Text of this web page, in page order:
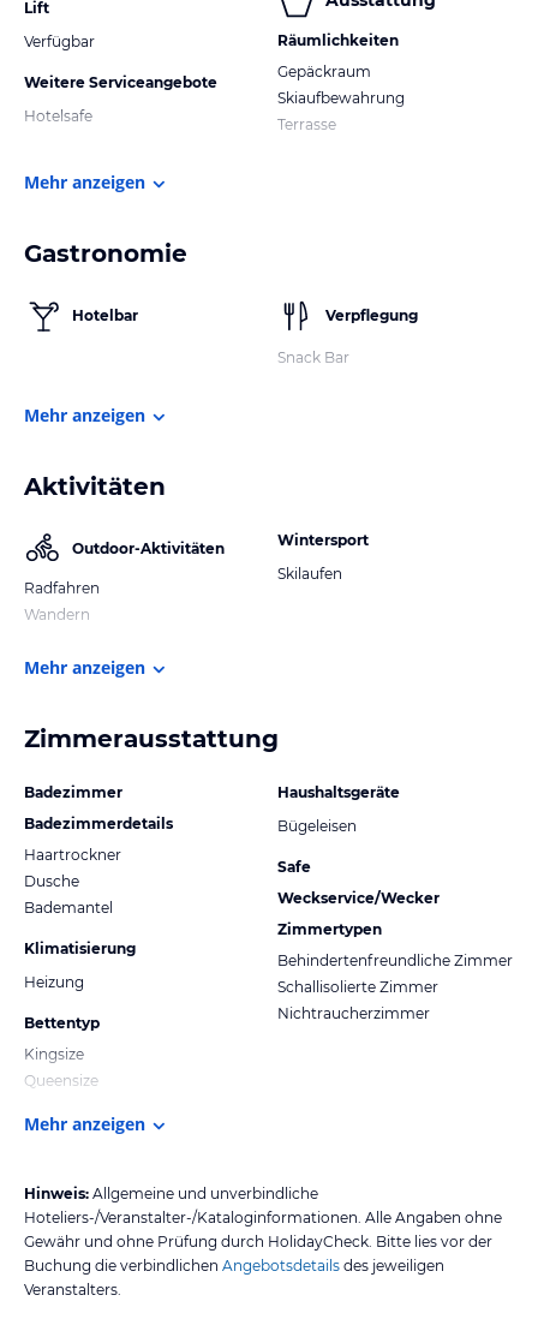
Lift
Verfügbar
Weitere Serviceangebote
Hotelsafe
Räumlichkeiten
Gepäckraum
Skiaufbewahrung
Terrasse
Mehr anzeigen
Gastronomie
Hotelbar Verpflegung
Snack Bar
Mehr anzeigen
Aktivitäten
Outdoor-Aktivitäten
Radfahren
Wandern
Wintersport
Skilaufen
Mehr anzeigen
Zimmerausstattung
Badezimmer
Badezimmerdetails
Haartrockner
Dusche
Bademantel
Klimatisierung
Heizung
Bettentyp
Kingsize
Queensize
Haushaltsgeräte
Bügeleisen
Safe
Weckservice/Wecker
Zimmertypen
Behindertenfreundliche Zimmer
Schallisolierte Zimmer
Nichtraucherzimmer
Mehr anzeigen
Hinweis: Allgemeine und unverbindliche
Hoteliers-/Veranstalter-/Kataloginformationen. Alle Angaben ohne
Gewähr und ohne Prüfung durch HolidayCheck. Bitte lies vor der
Buchung die verbindlichen Angebotsdetails des jeweiligen
Veranstalters.